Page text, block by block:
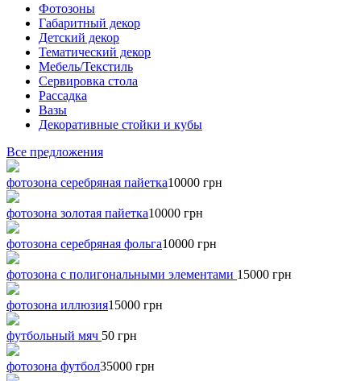
Фотозоны
Габаритный декор
Детский декор
Тематический декор
Мебель/Текстиль
Сервировка стола
Рассадка
Вазы
Декоративные стойки и кубы
Все предложения
фотозона серебряная пайетка10000 грн
фотозона золотая пайетка10000 грн
фотозона серебряная фольга10000 грн
фотозона с полигональными элементами 15000 грн
фотозона иллюзия15000 грн
футбольный мяч 50 грн
фотозона футбол35000 грн